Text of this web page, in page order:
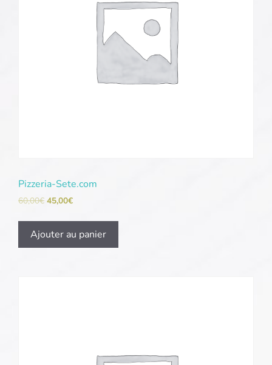
Pizzeria-Sete.com
60,00€ 45,00€
Ajouter au panier